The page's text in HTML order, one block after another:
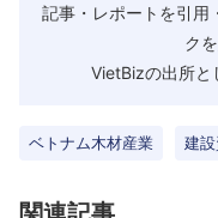
記事・レポートを引用
ク
VietBizの出所と
ベトナム木材産業 建